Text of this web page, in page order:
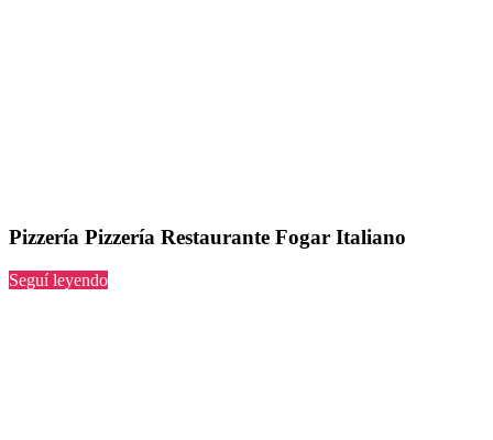
Pizzería Pizzería Restaurante Fogar Italiano
Seguí leyendo“Pizzería